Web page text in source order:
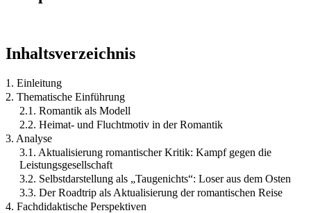
Inhaltsverzeichnis
1. Einleitung
2. Thematische Einführung
2.1. Romantik als Modell
2.2. Heimat- und Fluchtmotiv in der Romantik
3. Analyse
3.1. Aktualisierung romantischer Kritik: Kampf gegen die
Leistungsgesellschaft
3.2. Selbstdarstellung als „Taugenichts“: Loser aus dem Osten
3.3. Der Roadtrip als Aktualisierung der romantischen Reise
4. Fachdidaktische Perspektiven